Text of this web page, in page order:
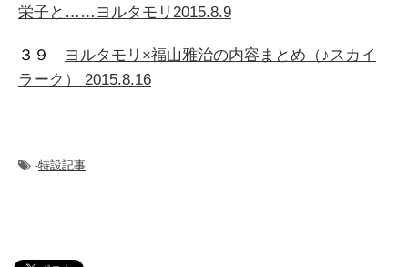
栄子と……ヨルタモリ2015.8.9
３９
ヨルタモリ×福山雅治の内容まとめ（♪スカイ
ラーク） 2015.8.16
-特設記事